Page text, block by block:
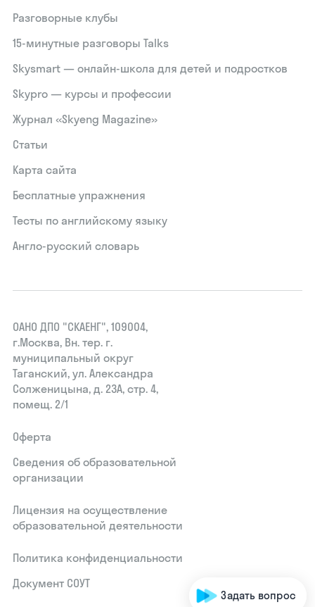
Разговорные клубы
15‑минутные разговоры Talks
Skysmart — онлайн-школа для детей и подростков
Skypro — курсы и профессии
Журнал «Skyeng Magazine»
Статьи
Карта сайта
Бесплатные упражнения
Тесты по английскому языку
Англо-русский словарь
ОАНО ДПО "СКАЕНГ", 109004,
г.Москва, Вн. тер. г.
муниципальный округ
Таганский, ул. Александра
Солженицына, д. 23А, стр. 4,
помещ. 2/1
Оферта
Сведения об образовательной
организации
Лицензия на осуществление
образовательной деятельности
Политика конфиденциальности
Документ СОУТ
Задать вопрос